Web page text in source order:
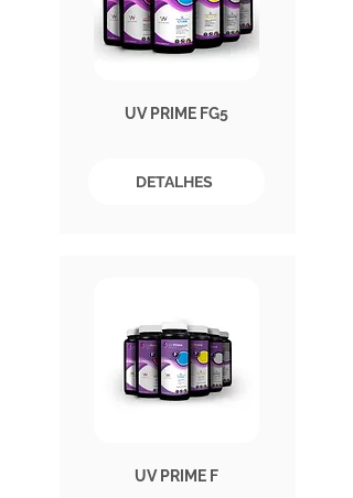
UV PRIME FG5
DETALHES
UV PRIME F